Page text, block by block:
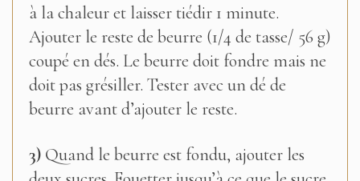
à la chaleur et laisser tiédir 1 minute.
Ajouter le reste de beurre (1/4 de tasse/ 56 g)
coupé en dés. Le beurre doit fondre mais ne
doit pas grésiller. Tester avec un dé de
beurre avant d’ajouter le reste.
3) Quand le beurre est fondu, ajouter les